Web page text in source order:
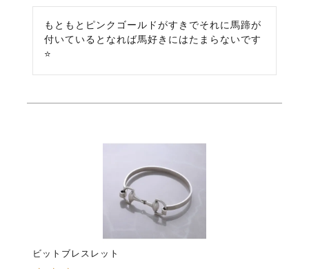
もともとピンクゴールドがすきでそれに馬蹄が
付いているとなれば馬好きにはたまらないです
⭐️
ビットブレスレット